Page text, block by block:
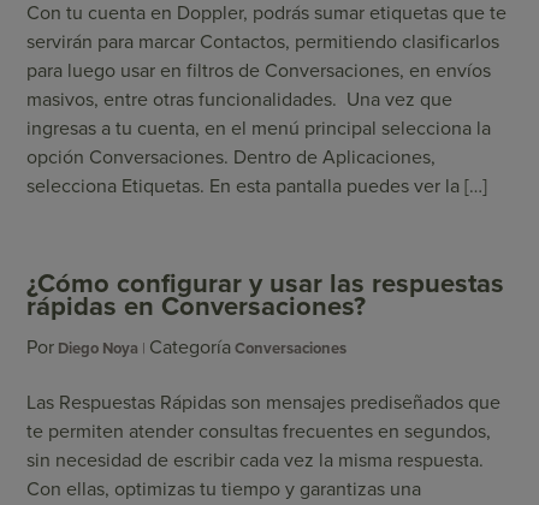
Con tu cuenta en Doppler, podrás sumar etiquetas que te
servirán para marcar Contactos, permitiendo clasificarlos
para luego usar en filtros de Conversaciones, en envíos
masivos, entre otras funcionalidades. Una vez que
ingresas a tu cuenta, en el menú principal selecciona la
opción Conversaciones. Dentro de Aplicaciones,
selecciona Etiquetas. En esta pantalla puedes ver la […]
¿Cómo configurar y usar las respuestas
rápidas en Conversaciones?
Por Diego Noya Categoría Conversaciones
Las Respuestas Rápidas son mensajes prediseñados que
te permiten atender consultas frecuentes en segundos,
sin necesidad de escribir cada vez la misma respuesta.
Con ellas, optimizas tu tiempo y garantizas una